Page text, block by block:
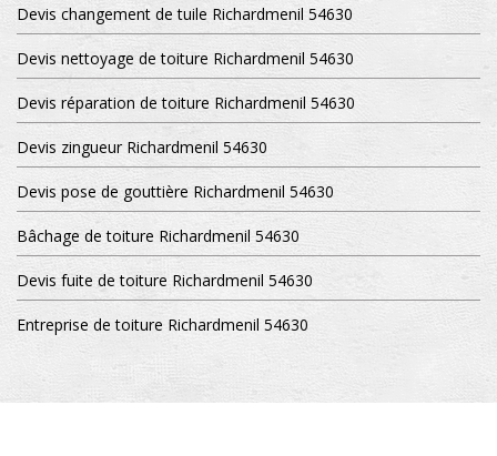
Devis changement de tuile Richardmenil 54630
Devis nettoyage de toiture Richardmenil 54630
Devis réparation de toiture Richardmenil 54630
Devis zingueur Richardmenil 54630
Devis pose de gouttière Richardmenil 54630
Bâchage de toiture Richardmenil 54630
Devis fuite de toiture Richardmenil 54630
Entreprise de toiture Richardmenil 54630